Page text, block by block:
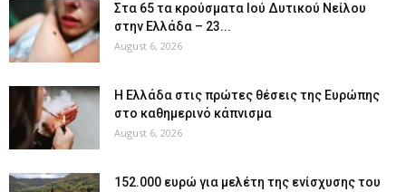
Στα 65 τα κρούσματα Ιού Δυτικού Νείλου
στην Ελλάδα – 23...
August 6, 2026
Η Ελλάδα στις πρώτες θέσεις της Ευρώπης
στο καθημερινό κάπνισμα
August 6, 2026
152.000 ευρώ για μελέτη της ενίσχυσης του